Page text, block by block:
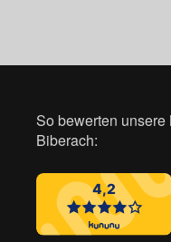
So bewerten
Biberach: